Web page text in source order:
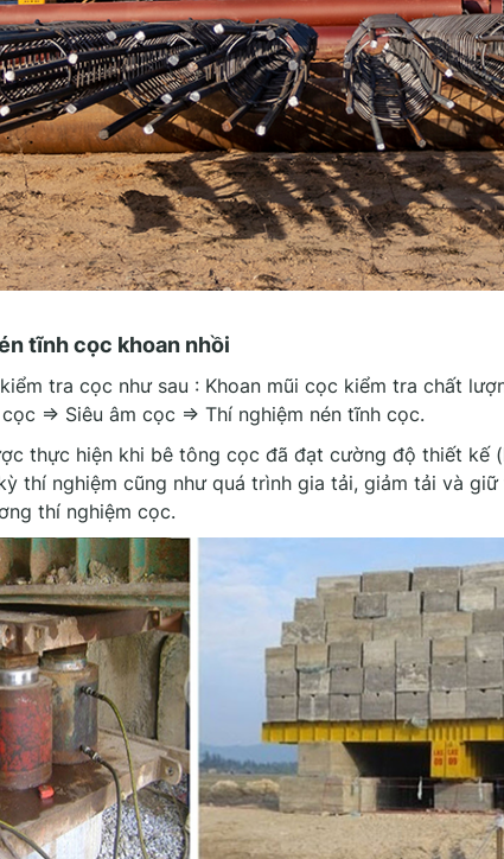
tĩnh cọc khoan nhồi
tra cọc như sau : Khoan mũi cọc kiểm tra chất
=> Siêu âm cọc => Thí nghiệm nén tĩnh cọc.
thực hiện khi bê tông cọc đã đạt cường độ thiết kế
thí nghiệm cũng như quá trình gia tải, giảm tải và
thí nghiệm cọc.